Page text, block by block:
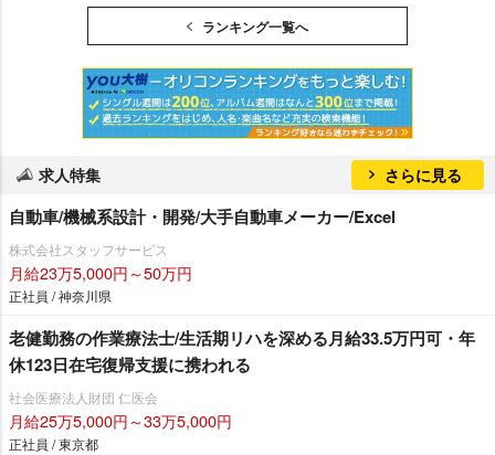
ランキング一覧へ
求人特集 さらに見る
自動車/機械系設計・開発/大手自動車メーカー/Excel
株式会社スタッフサービス
月給23万5,000円～50万円
正社員 / 神奈川県
老健勤務の作業療法士/生活期リハを深める月給33.5万円可・年
休123日在宅復帰支援に携われる
社会医療法人財団 仁医会
月給25万5,000円～33万5,000円
正社員 / 東京都